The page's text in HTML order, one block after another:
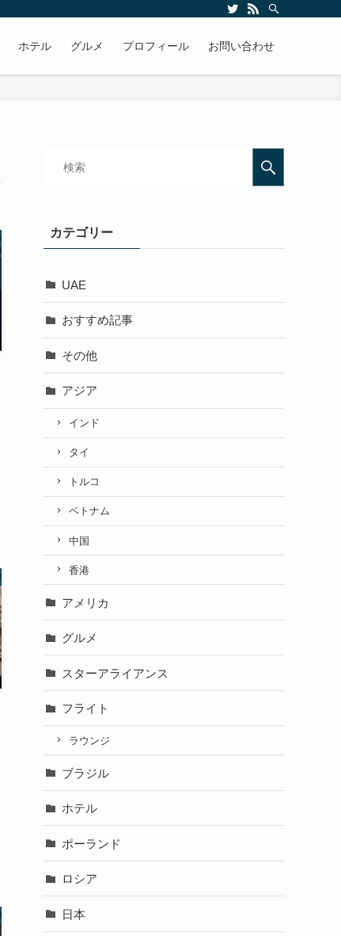
ホテル グルメ プロフィール お問い合わせ
カテゴリー
UAE
おすすめ記事
その他
アジア
インド
タイ
トルコ
ベトナム
中国
香港
アメリカ
グルメ
スターアライアンス
フライト
ラウンジ
ブラジル
ホテル
ポーランド
ロシア
日本